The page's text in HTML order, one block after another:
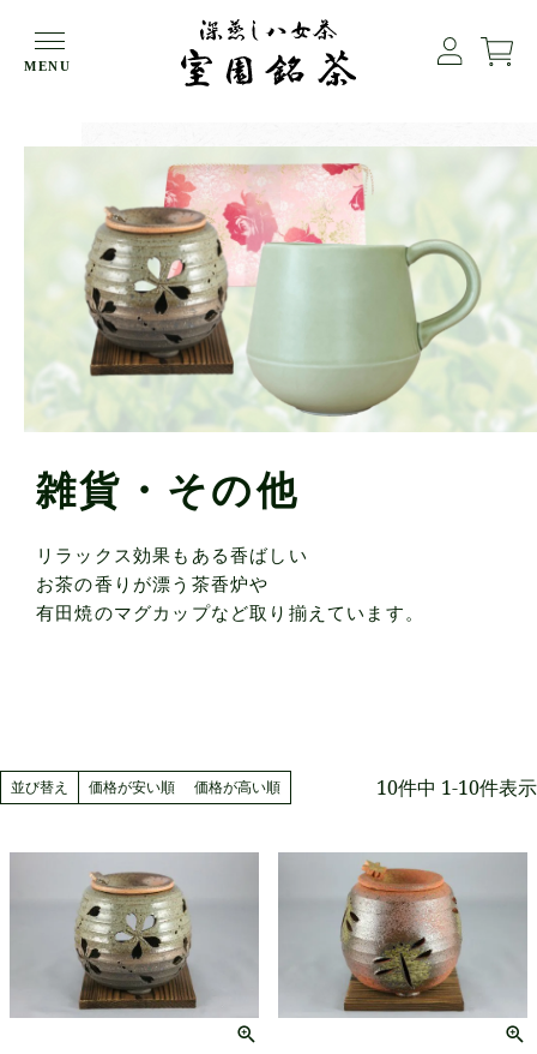
MENU
HOME 雑貨・その他
雑貨・その他
リラックス効果もある香ばしい
お茶の香りが漂う茶香炉や
有田焼のマグカップなど取り揃えています。
並び替え 価格が安い順 価格が高い順 10件中 1-10件表示